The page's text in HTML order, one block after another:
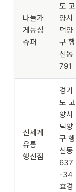
나들가
게동성
슈퍼
도 고
양시
덕양
구 행
신동
791
신세계
유통
행신점
경기
도 고
양시
덕양
구 행
신동
637
-34
효경